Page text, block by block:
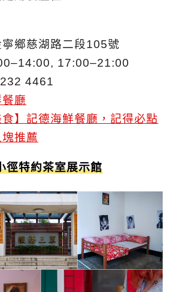
鄉慈湖路二段105號
17:00–21:00
4461
廳
食】記德海鮮餐廳，記得必點
推薦
徑特約茶室展示館